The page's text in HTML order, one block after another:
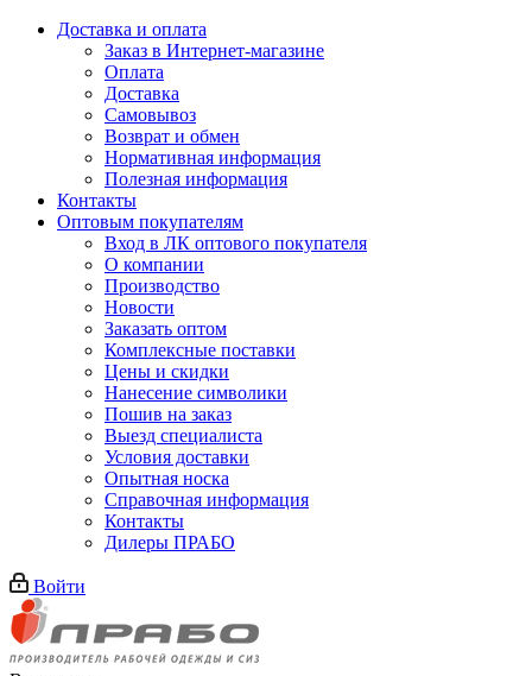
Доставка и оплата
Заказ в Интернет-магазине
Оплата
Доставка
Самовывоз
Возврат и обмен
Нормативная информация
Полезная информация
Контакты
Оптовым покупателям
Вход в ЛК оптового покупателя
О компании
Производство
Новости
Заказать оптом
Комплексные поставки
Цены и скидки
Нанесение символики
Пошив на заказ
Выезд специалиста
Условия доставки
Опытная носка
Справочная информация
Контакты
Дилеры ПРАБО
Войти